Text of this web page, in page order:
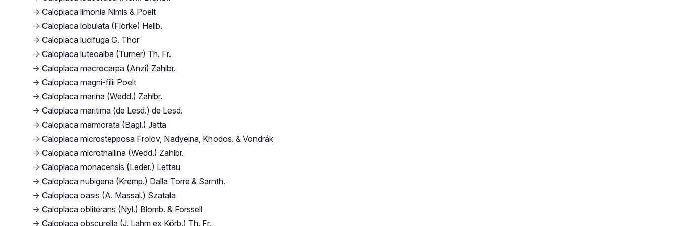
→ Caloplaca limonia Nimis & Poelt
→ Caloplaca lobulata (Flörke) Hellb.
→ Caloplaca lucifuga G. Thor
→ Caloplaca luteoalba (Turner) Th. Fr.
→ Caloplaca macrocarpa (Anzi) Zahlbr.
→ Caloplaca magni-filii Poelt
→ Caloplaca marina (Wedd.) Zahlbr.
→ Caloplaca maritima (de Lesd.) de Lesd.
→ Caloplaca marmorata (Bagl.) Jatta
→ Caloplaca microstepposa Frolov, Nadyeina, Khodos. & Vondrák
→ Caloplaca microthallina (Wedd.) Zahlbr.
→ Caloplaca monacensis (Leder.) Lettau
→ Caloplaca nubigena (Kremp.) Dalla Torre & Sarnth.
→ Caloplaca oasis (A. Massal.) Szatala
→ Caloplaca obliterans (Nyl.) Blomb. & Forssell
→ Caloplaca obscurella (J. Lahm ex Körb.) Th. Fr.